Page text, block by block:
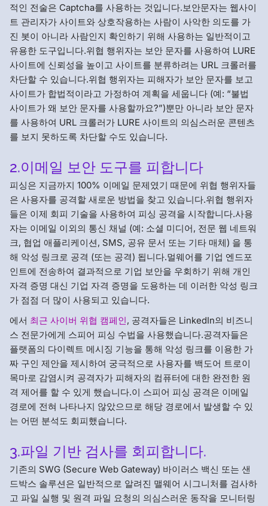
적인 전술은 Captcha를 사용하는 것입니다.보안문자는 웹사이
트 관리자가 사이트와 상호작용하는 사람이 사악한 의도를 가
진 봇이 아니라 사람인지 확인하기 위해 사용하는 일반적이고
유용한 도구입니다.위협 행위자는 보안 문자를 사용하여 LURE
사이트에 신뢰성을 높이고 사이트를 분류하려는 URL 크롤러를
차단할 수 있습니다.위협 행위자는 피해자가 보안 문자를 보고
사이트가 합법적이라고 가정하여 계획을 세웁니다 (예: “불법
사이트가 왜 보안 문자를 사용할까요?”)뿐만 아니라 보안 문자
를 사용하여 URL 크롤러가 LURE 사이트의 의심스러운 콘텐츠
를 보지 못하도록 차단할 수도 있습니다.
2.이메일 보안 도구를 피합니다
피싱은 지금까지 100% 이메일 문제였기 때문에 위협 행위자들
은 사용자를 공격할 새로운 방법을 찾고 있습니다.위협 행위자
들은 이제 회피 기술을 사용하여 피싱 공격을 시작합니다.사용
자는 이메일 이외의 통신 채널 (예: 소셜 미디어, 전문 웹 네트워
크, 협업 애플리케이션, SMS, 공유 문서 또는 기타 매체) 을 통
해 악성 링크로 공격 (또는 공격) 됩니다.멀웨어를 기업 엔드포
인트에 전송하여 결과적으로 기업 보안을 우회하기 위해 개인
자격 증명 대신 기업 자격 증명을 도용하는 데 이러한 악성 링크
가 점점 더 많이 사용되고 있습니다.
에서 최근 사이버 위협 캠페인, 공격자들은 LinkedIn의 비즈니
스 전문가에게 스피어 피싱 수법을 사용했습니다.공격자들은
플랫폼의 다이렉트 메시징 기능을 통해 악성 링크를 이용한 가
짜 구인 제안을 제시하여 궁극적으로 사용자를 백도어 트로이
목마로 감염시켜 공격자가 피해자의 컴퓨터에 대한 완전한 원
격 제어를 할 수 있게 했습니다.이 스피어 피싱 공격은 이메일
경로에 전혀 나타나지 않았으므로 해당 경로에서 발생할 수 있
는 어떤 분석도 회피했습니다.
3.파일 기반 검사를 회피합니다.
기존의 SWG (Secure Web Gateway) 바이러스 백신 또는 샌
드박스 솔루션은 일반적으로 알려진 맬웨어 시그니처를 검사하
고 파일 실행 및 원격 파일 요청의 의심스러운 동작을 모니터링